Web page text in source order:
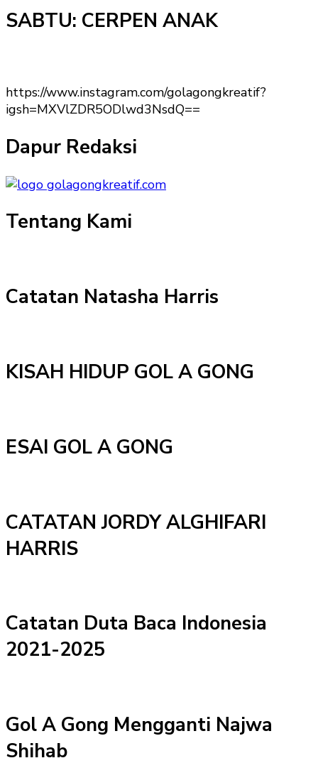
SABTU: CERPEN ANAK
https://www.instagram.com/golagongkreatif?
igsh=MXVlZDR5ODlwd3NsdQ==
Dapur Redaksi
Tentang Kami
Catatan Natasha Harris
KISAH HIDUP GOL A GONG
ESAI GOL A GONG
CATATAN JORDY ALGHIFARI
HARRIS
Catatan Duta Baca Indonesia
2021-2025
Gol A Gong Mengganti Najwa
Shihab